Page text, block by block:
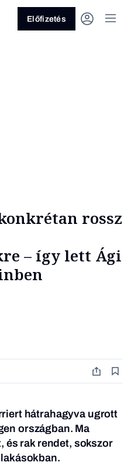
Előfizetés
rossz
– így lett Ági
hátrahagyva ugrott
országban. Ma
és rak rendet, sokszor